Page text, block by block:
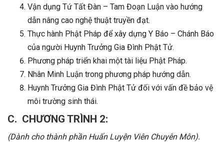
Vận dụng Tứ Tất Đàn – Tam Đoạn Luận vào hướng
dẫn nâng cao nghệ thuật truyền đạt.
Thực hành Phật Pháp để xây dựng Y Báo – Chánh Báo
của người Huynh Trưởng Gia Đình Phật Tử.
Phương pháp triển khai một tài liệu Phật Pháp.
Nhân Minh Luận trong phương pháp hướng dẫn.
Huynh Trưởng Gia Đình Phật Tử đối với vấn đề bảo vệ
môi trường sinh thái.
C. CHƯƠNG TRÌNH 2:
(Dành cho thành phần Huấn Luyện Viên Chuyên Môn).